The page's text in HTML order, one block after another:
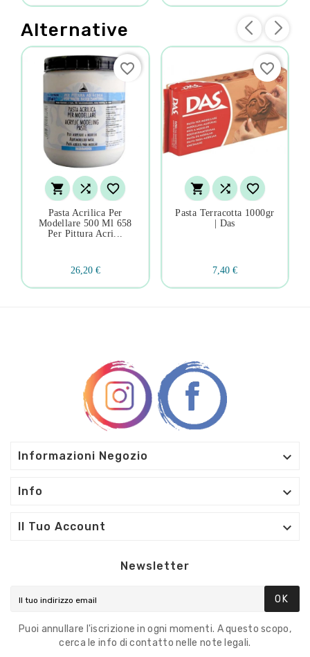
Alternative
  
Pasta Acrilica Per
Modellare 500 Ml 658
Per Pittura Acri...
26,20 €
favorite_border
  
Pasta Terracotta 1000gr
| Das
7,40 €
favorite_border
Informazioni Negozio 
Info 
Il Tuo Account 
Newsletter
OK
Puoi annullare l'iscrizione in ogni momenti. A questo scopo,
cerca le info di contatto nelle note legali.